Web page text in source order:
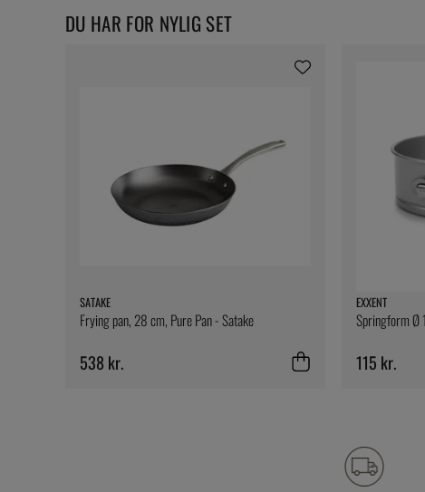
DU HAR FOR NYLIG SET
SATAKE
Frying pan, 28 cm, Pure Pan - Satake
538 kr.
EXXENT
Springform Ø
115 kr.